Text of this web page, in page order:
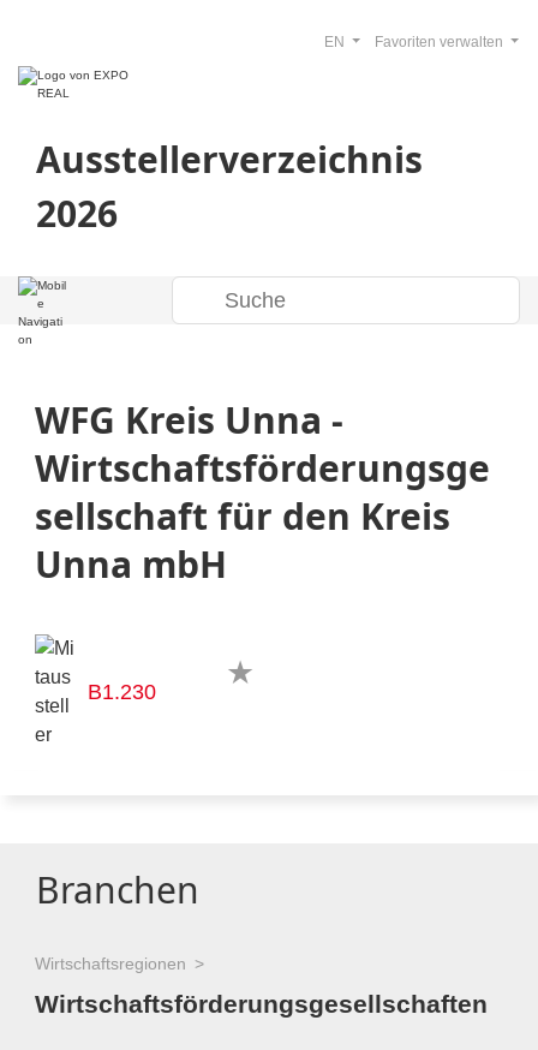
Ausstellerverzeichnis
2026
Favoriten verwalten
EN
WFG Kreis Unna -
Wirtschaftsförderungsge
sellschaft für den Kreis
Unna mbH
B1.230
Branchen
Wirtschaftsregionen
Wirtschaftsförderungsgesellschaften